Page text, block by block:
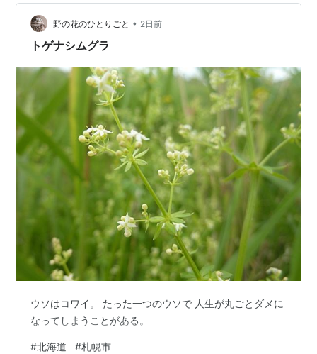
前田森林公園
ていねプール
平岸プール
大規模ホールなど
札幌コンベンションセンター
札幌コンサートホールKitara
北海道厚生年金会館
札幌市民会館
札幌市教育文化会館
かでる2・7
Zepp Sapporo
ペニーレーン24
大学
北海道大学
野の花のひとりごと • 2日前
トゲナシムグラ
ウソはコワイ。 たった一つのウソで 人生が丸ごとダメに
なってしまうことがある。
#北海道 #札幌市